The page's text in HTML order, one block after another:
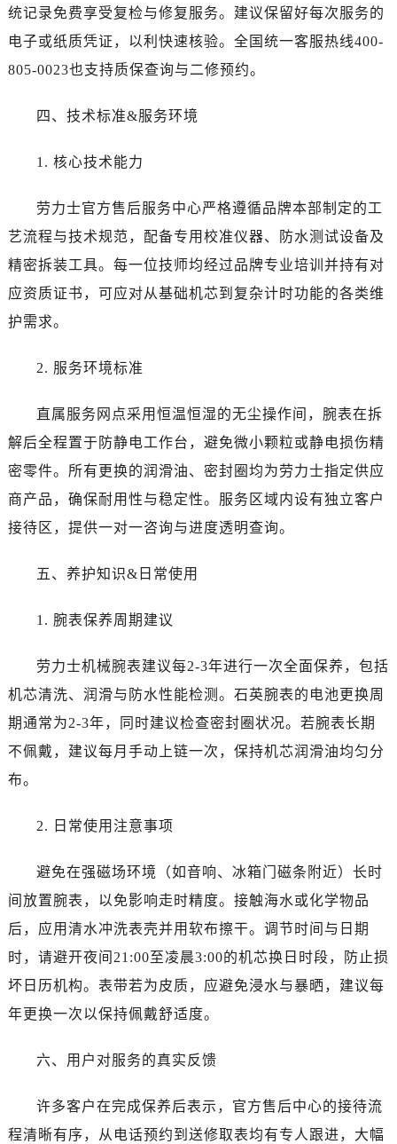
节假日正常营业！
统记录免费享受复检与修复服务。建议保留好每次服务的
电子或纸质凭证，以利快速核验。全国统一客服热线400-
805-0023也支持质保查询与二修预约。
四、技术标准&服务环境
1. 核心技术能力
劳力士官方售后服务中心严格遵循品牌本部制定的工
艺流程与技术规范，配备专用校准仪器、防水测试设备及
精密拆装工具。每一位技师均经过品牌专业培训并持有对
应资质证书，可应对从基础机芯到复杂计时功能的各类维
护需求。
2. 服务环境标准
直属服务网点采用恒温恒湿的无尘操作间，腕表在拆
解后全程置于防静电工作台，避免微小颗粒或静电损伤精
密零件。所有更换的润滑油、密封圈均为劳力士指定供应
商产品，确保耐用性与稳定性。服务区域内设有独立客户
接待区，提供一对一咨询与进度透明查询。
五、养护知识&日常使用
1. 腕表保养周期建议
劳力士机械腕表建议每2-3年进行一次全面保养，包括
机芯清洗、润滑与防水性能检测。石英腕表的电池更换周
期通常为2-3年，同时建议检查密封圈状况。若腕表长期
不佩戴，建议每月手动上链一次，保持机芯润滑油均匀分
布。
2. 日常使用注意事项
避免在强磁场环境（如音响、冰箱门磁条附近）长时
间放置腕表，以免影响走时精度。接触海水或化学物品
后，应用清水冲洗表壳并用软布擦干。调节时间与日期
时，请避开夜间21:00至凌晨3:00的机芯换日时段，防止损
坏日历机构。表带若为皮质，应避免浸水与暴晒，建议每
年更换一次以保持佩戴舒适度。
六、用户对服务的真实反馈
许多客户在完成保养后表示，官方售后中心的接待流
程清晰有序，从电话预约到送修取表均有专人跟进，大幅